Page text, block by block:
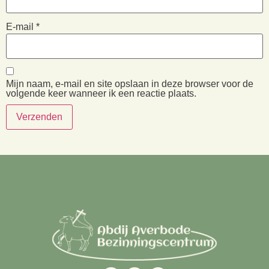
E-mail *
Mijn naam, e-mail en site opslaan in deze browser voor de
volgende keer wanneer ik een reactie plaats.